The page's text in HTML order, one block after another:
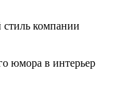
компании
юмора в интерьер